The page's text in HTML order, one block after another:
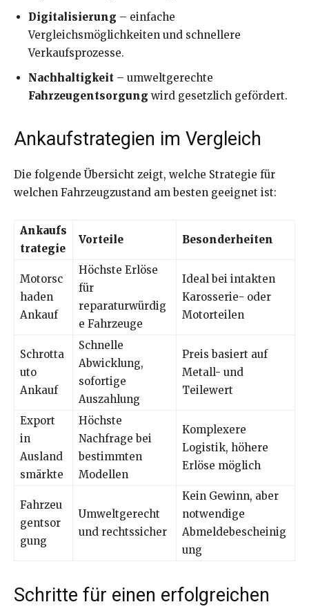
Digitalisierung – einfache
Vergleichsmöglichkeiten und schnellere
Verkaufsprozesse.
Nachhaltigkeit – umweltgerechte
Fahrzeugentsorgung wird gesetzlich gefördert.
Ankaufstrategien im Vergleich
Die folgende Übersicht zeigt, welche Strategie für
welchen Fahrzeugzustand am besten geeignet ist:
Ankaufs
trategie
Vorteile Besonderheiten
Motorsc
haden
Ankauf
Höchste Erlöse
für
reparaturwürdig
e Fahrzeuge
Ideal bei intakten
Karosserie- oder
Motorteilen
Schrotta
uto
Ankauf
Schnelle
Abwicklung,
sofortige
Auszahlung
Preis basiert auf
Metall- und
Teilewert
Export
in
Ausland
smärkte
Höchste
Nachfrage bei
bestimmten
Modellen
Komplexere
Logistik, höhere
Erlöse möglich
Fahrzeu
gentsor
gung
Umweltgerecht
und rechtssicher
Kein Gewinn, aber
notwendige
Abmeldebescheinig
ung
Schritte für einen erfolgreichen